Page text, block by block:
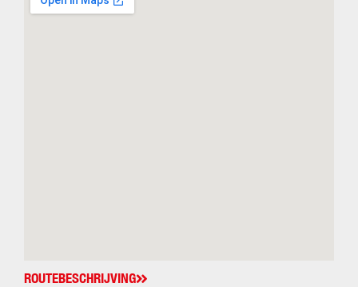
ROUTEBESCHRIJVING